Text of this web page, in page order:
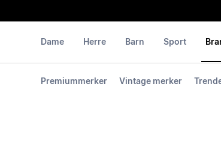
Dame Herre Barn Sport
Premiummerker Vintage merker